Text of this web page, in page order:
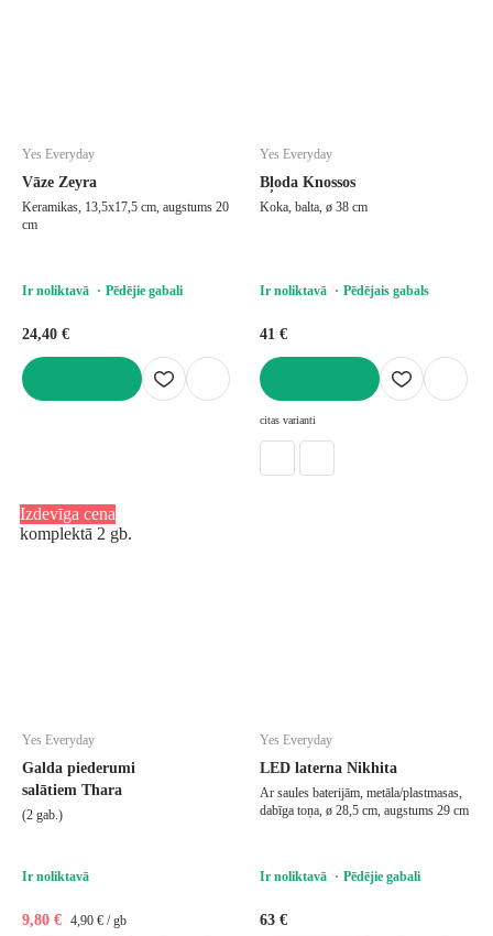
Yes Everyday
Vāze Zeyra
Keramikas, 13,5x17,5 cm, augstums 20
cm
Ir noliktavā Pēdējie gabali
24,40 €
Yes Everyday
Bļoda Knossos
Koka, balta, ø 38 cm
Ir noliktavā Pēdējais gabals
41 €
citas varianti
Izdevīga cena
komplektā 2 gb.
Yes Everyday
Galda piederumi
salātiem Thara
(2 gab.)
Ir noliktavā
9,80 € 4,90 € / gb
Yes Everyday
LED laterna Nikhita
Ar saules baterijām, metāla/plastmasas,
dabīga toņa, ø 28,5 cm, augstums 29 cm
Ir noliktavā Pēdējie gabali
63 €